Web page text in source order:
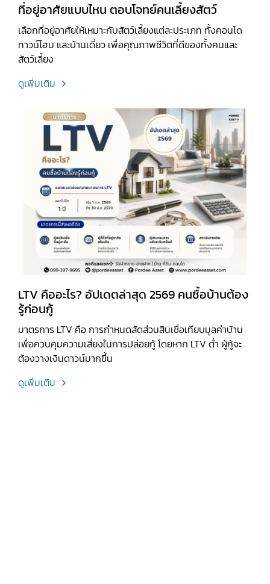
ที่อยู่อาศัยแบบไหน ตอบโจทย์คนเลี้ยงสัตว์
เลือกที่อยู่อาศัยให้เหมาะกับสัตว์เลี้ยงแต่ละประเภท ทั้งคอนโด
ทาวน์โฮม และบ้านเดี่ยว เพื่อคุณภาพชีวิตที่ดีของทั้งคนและ
สัตว์เลี้ยง
ดูเพิ่มเติม
LTV คืออะไร? อัปเดตล่าสุด 2569 คนซื้อบ้านต้อง
รู้ก่อนกู้
มาตรการ LTV คือ การกำหนดสัดส่วนสินเชื่อเทียบมูลค่าบ้าน
เพื่อควบคุมความเสี่ยงในการปล่อยกู้ โดยหาก LTV ต่ำ ผู้กู้จะ
ต้องวางเงินดาวน์มากขึ้น
ดูเพิ่มเติม